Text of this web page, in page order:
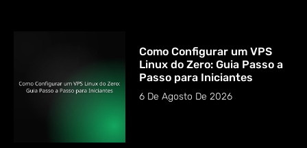
Como Configurar um VPS
Linux do Zero: Guia Passo a
Passo para Iniciantes
6 De Agosto De 2026